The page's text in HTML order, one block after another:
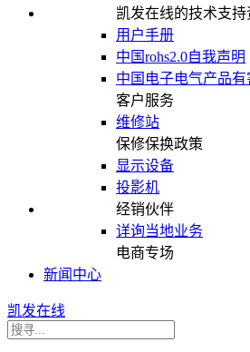
凯发在线的技术支持
用户手册
中国rohs2.0自我声明
中国电子电气产品
客户服务
维修站
保修保换政策
显示设备
投影机
经销伙伴
详询当地业务
电商专场
新闻中心
凯发在线